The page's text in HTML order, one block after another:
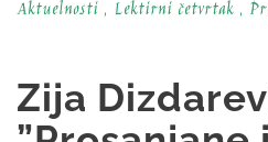
Aktuelnosti , Lektirni četvrtak ,
Zija